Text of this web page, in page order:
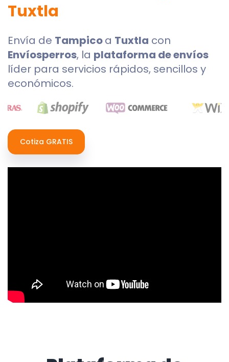
Tuxtla
Envía de Tampicoa Tuxtla con
Envíosperros, la plataforma de envíos
líder para servicios rápidos, sencillos y
económicos.
Cotiza GRATIS